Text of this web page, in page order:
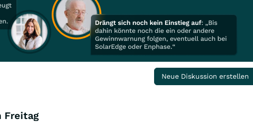
Neue Diskussion erstellen
Freitag